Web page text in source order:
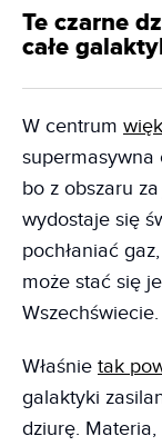
Te czarne
całe
W centrum
supermasywna
bo z obszaru
wydostaje się
pochłaniać
może stać się
Wszechświecie.
Właśnie tak
galaktyki
dziurę.